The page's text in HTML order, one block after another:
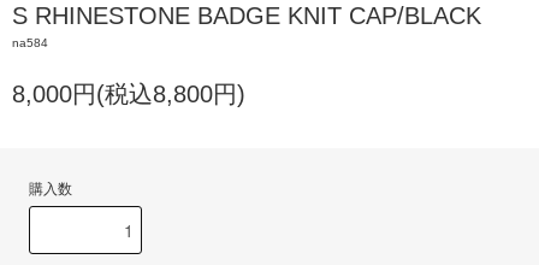
S RHINESTONE BADGE KNIT CAP/BLACK
na584
8,000円(税込8,800円)
購入数